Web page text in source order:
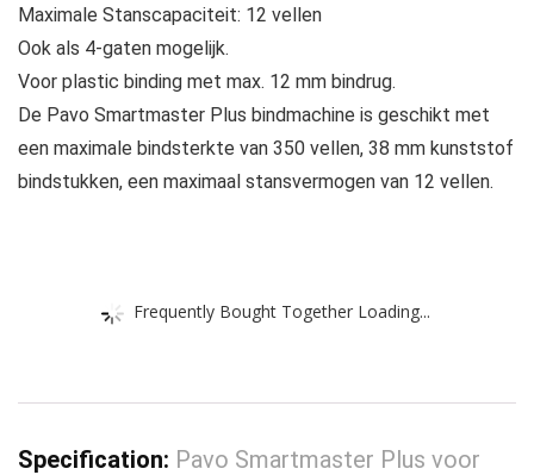
Maximale Stanscapaciteit: 12 vellen
Ook als 4-gaten mogelijk.
Voor plastic binding met max. 12 mm bindrug.
De Pavo Smartmaster Plus bindmachine is geschikt met
een maximale bindsterkte van 350 vellen, 38 mm kunststof
bindstukken, een maximaal stansvermogen van 12 vellen.
Frequently Bought Together Loading...
Specification: Pavo Smartmaster Plus voor